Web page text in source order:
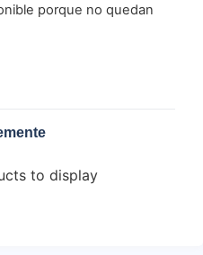
porque no quedan
to display